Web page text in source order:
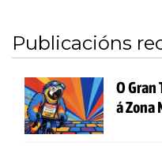
Publicacións
O Gran
á Zona